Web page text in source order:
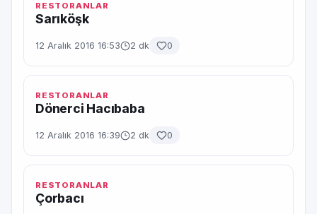
RESTORANLAR
Sarıköşk
12 Aralık 2016 16:53 2 dk 0
RESTORANLAR
Dönerci Hacıbaba
12 Aralık 2016 16:39 2 dk 0
RESTORANLAR
Çorbacı